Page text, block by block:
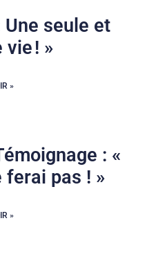
Une seule et
vie ! »
»
: «
ferai pas ! »
»